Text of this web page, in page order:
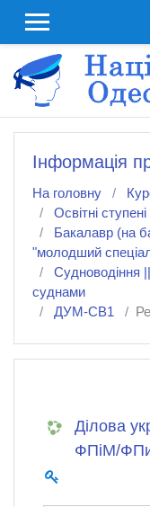
Інформація
На головну
Освітні
Бакалавр (на
"молодший
Судноводіння
суднами
ДУМ-СВ1
Ділова
ФПіМ/